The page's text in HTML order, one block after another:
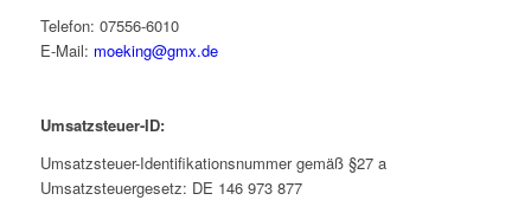
Telefon: 07556-6010
E-Mail: moeking@gmx.de
Umsatzsteuer-ID:
Umsatzsteuer-Identifikationsnummer gemäß §27 a
Umsatzsteuergesetz: DE 146 973 877